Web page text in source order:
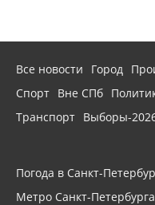
Все новости Город
Спорт Вне СПб
Транспорт Выборы-
Погода в Санкт-
Метро Санкт-Петербурга